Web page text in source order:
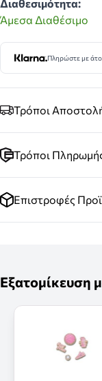
Διαθεσιμότητα:
Άμεσα Διαθέσιμο
Πληρώστε με
Τρόποι
Τρόποι
Επιστροφές
Εξατομίκευση